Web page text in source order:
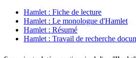
Hamlet : Fiche de lecture
Hamlet : Le monologue d'Hamlet
Hamlet : Résumé
Hamlet : Travail de recherche